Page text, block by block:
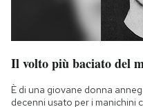
Il volto più baciato del
È di una giovane donna
decenni usato per i manichini